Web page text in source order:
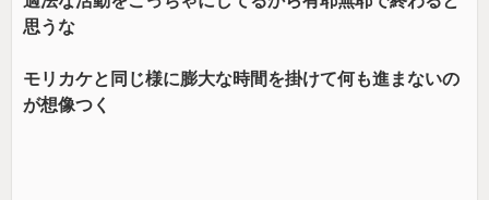
思うな
モリカケと同じ様に膨大な時間を掛けて何も進まないの
が想像つく